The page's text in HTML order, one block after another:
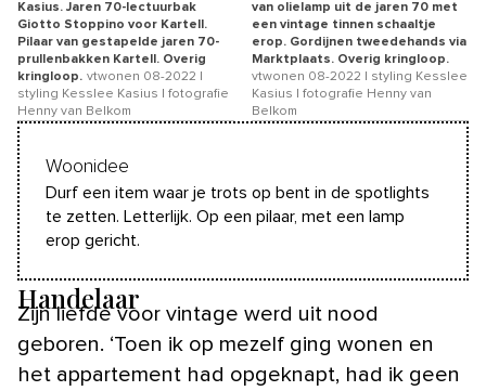
Kasius. Jaren 70-lectuurbak
Giotto Stoppino voor Kartell.
Pilaar van gestapelde jaren 70-
prullenbakken Kartell. Overig
kringloop. vtwonen 08-2022 |
styling Kesslee Kasius | fotografie
Henny van Belkom
van olielamp uit de jaren 70 met
een vintage tinnen schaaltje
erop. Gordijnen tweedehands via
Marktplaats. Overig kringloop.
vtwonen 08-2022 | styling Kesslee
Kasius | fotografie Henny van
Belkom
Woonidee
Durf een item waar je trots op bent in de spotlights
te zetten. Letterlijk. Op een pilaar, met een lamp
erop gericht.
Handelaar
Zijn liefde voor vintage werd uit nood
geboren. ‘Toen ik op mezelf ging wonen en
het appartement had opgeknapt, had ik geen